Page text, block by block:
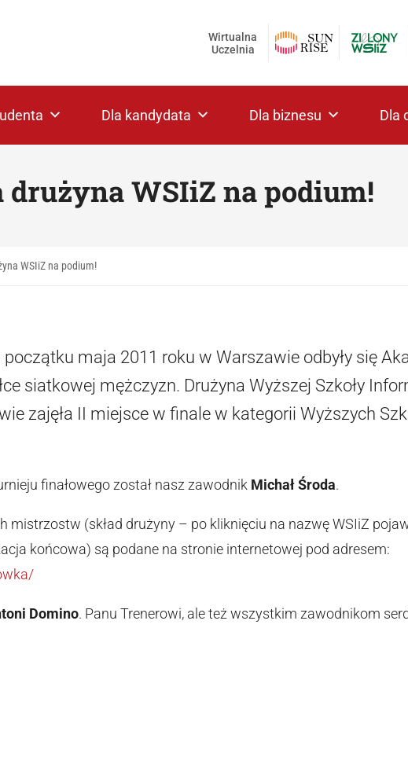
Wirtualna
Uczelnia
Dla kandydata Dla biznesu Dla
drużyna WSIiZ na podium!
WSIiZ na podium!
maja 2011 roku w Warszawie odbyły się
siatkowej mężczyzn. Drużyna Wyższej Szkoły
zajęła II miejsce w finale w kategorii Wyższych
finałowego został nasz zawodnik Michał Środa.
mistrzostw (skład drużyny – po kliknięciu na nazwę WSIiZ
końcowa) są podane na stronie internetowej pod adresem:
Domino. Panu Trenerowi, ale też wszystkim zawodnikom